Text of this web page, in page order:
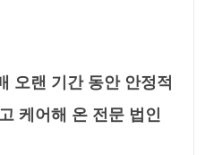
오랜 기간 동안 안정적
케어해 온 전문 법인